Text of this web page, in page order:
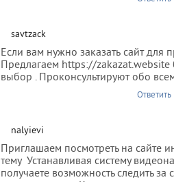
savtzack
Если вам нужно заказать сайт для
Предлагаем https://
выбор . Проконсультируют обо
Ответить
nalyievi
Приглашаем посмотреть на сайте
тему Устанавливая систему
получаете возможность следить за